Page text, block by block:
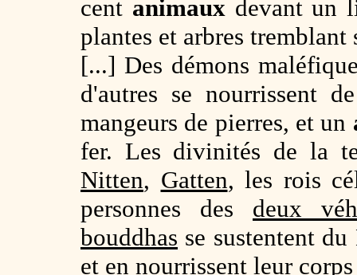
cent animauxdevant un
plantes et arbres tremblant
[...] Des démons
d'autres se nourrissent
mangeurs de pierres, et un
fer. Les divinités de la
Nitten, Gatten, les rois
personnes des deux
bouddhas se sustentent
et en nourrissent leur